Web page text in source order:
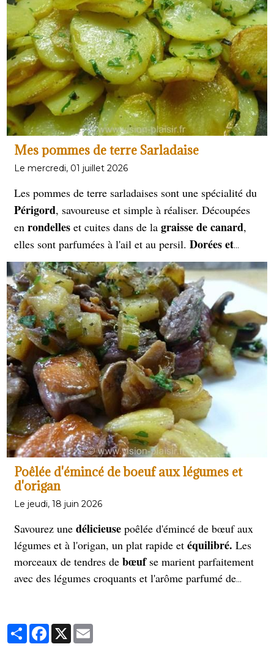
Mes pommes de terre Sarladaise
Le mercredi, 01 juillet 2026
Les pommes de terre sarladaises sont une spécialité du
Périgord, savoureuse et simple à réaliser. Découpées
en rondelles et cuites dans de la graisse de canard,
elles sont parfumées à l'ail et au persil. Dorées et
fondantes, elles accompagnent à merveille confits,
magretset plats rustiques, incarnant la richesse du
terroir français.
Poêlée d'émincé de boeuf aux légumes et
d'origan
Le jeudi, 18 juin 2026
Savourez une délicieuse poêlée d'émincé de bœuf aux
légumes et à l'origan, un plat rapide et équilibré. Les
morceaux de tendres de bœufse marient parfaitement
avec des légumes croquants et l'arôme parfumé de
PartagerFacebook
X